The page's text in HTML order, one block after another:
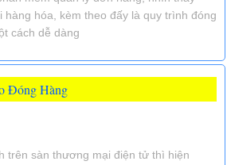
hóa, kèm theo đấy là quy trình đóng
cách dễ dàng
Đóng Hàng
trên sàn thương mại điện tử thì hiện